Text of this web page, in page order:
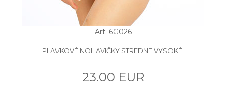
Art: 6G026
PLAVKOVÉ NOHAVIČKY STREDNE VYSOKÉ.
23.00 EUR